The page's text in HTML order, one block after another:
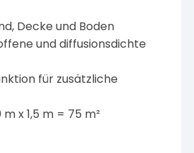
Decke und Boden
und diffusionsdichte
für zusätzliche
x 1,5 m = 75 m²